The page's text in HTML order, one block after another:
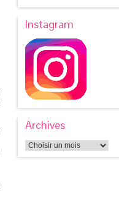
Instagram
Archives